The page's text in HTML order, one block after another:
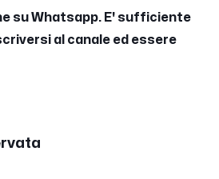
su Whatsapp. E' sufficiente
al canale ed essere